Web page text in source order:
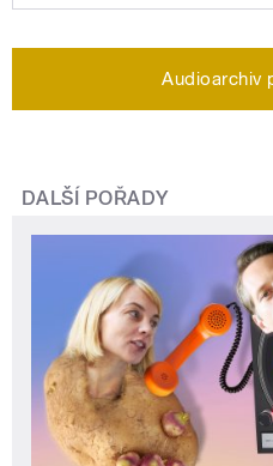
Audioarchiv
DALŠÍ POŘADY